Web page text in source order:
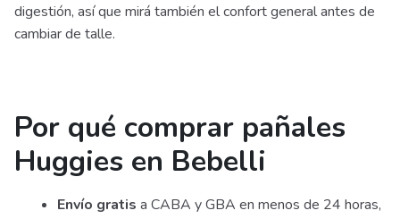
digestión, así que mirá también el confort general antes de
cambiar de talle.
Por qué comprar pañales
Huggies en Bebelli
Envío gratis a CABA y GBA en menos de 24 horas,